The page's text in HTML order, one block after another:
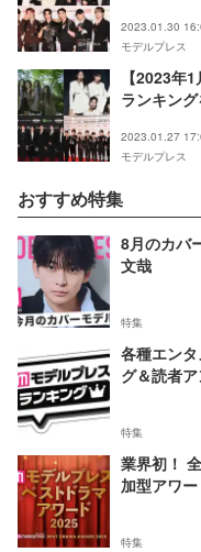
2023.01.30
モデルプレス
【2023年
ランキン
2023.01.27
モデルプレス
おすすめ特集
8月のカバ
文哉
特集
各種エン
グ＆読者
特集
業界初！
加型アワー
特集